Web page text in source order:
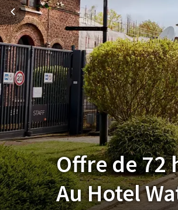
Offre de 72
Au Hotel